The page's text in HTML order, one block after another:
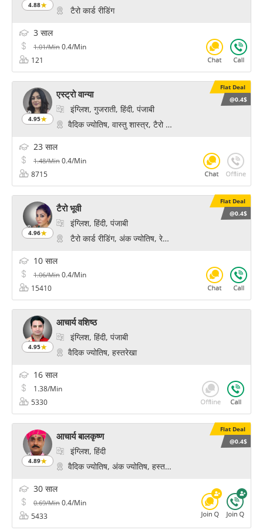
4.88
टैरो कार्ड रीडिंग
3 साल
1.01/Min 0.4/Min
121
Flat Deal
@0.4$
4.95
एस्ट्रो वान्या
इंग्लिश, गुजराती, हिंदी, पंजाबी
वैदिक ज्योतिष, वास्तु शास्त्र, टैरो कार्ड रीडिंग, अंक ज्योतिष, केपी
23 साल
1.48/Min 0.4/Min
8715
Flat Deal
@0.4$
4.96
टैरो भूवी
इंग्लिश, हिंदी, पंजाबी
टैरो कार्ड रीडिंग, अंक ज्योतिष, रेकी हीलिंग, साइकोलॉजिकल
10 साल
1.06/Min 0.4/Min
15410
4.95
आचार्य वशिष्ठ
इंग्लिश, हिंदी, पंजाबी
वैदिक ज्योतिष, हस्तरेखा
16 साल
1.38/Min
5330
Flat Deal
@0.4$
4.89
आचार्य बालकृष्ण
इंग्लिश, हिंदी
वैदिक ज्योतिष, अंक ज्योतिष, हस्तरेखा
30 साल
0.69/Min 0.4/Min
5433